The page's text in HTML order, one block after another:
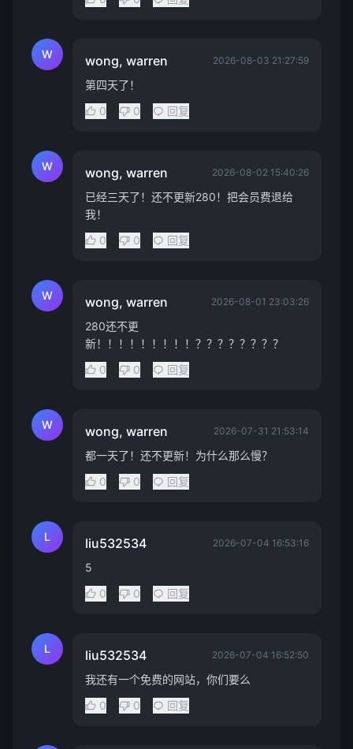
W wong, warren 2026-08-03 21:27:59
第四天了！
0
0 回复
W wong, warren 2026-08-02 15:40:26
已经三天了！还不更新280！把会员费退给
我！
0
0 回复
W wong, warren 2026-08-01 23:03:26
280还不更
新！！！！！！！！！？？？？？？？？
0
0 回复
W wong, warren 2026-07-31 21:53:14
都一天了！还不更新！为什么那么慢？
0
0 回复
L liu532534 2026-07-04 16:53:16
5
0
0 回复
L liu532534 2026-07-04 16:52:50
我还有一个免费的网站，你们要么
0
0 回复